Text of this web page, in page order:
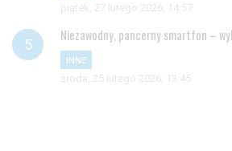
piątek, 27 lutego 2026, 14:57
Niezawodny, pancerny smartfon –
INNE
środa, 25 lutego 2026, 13:45